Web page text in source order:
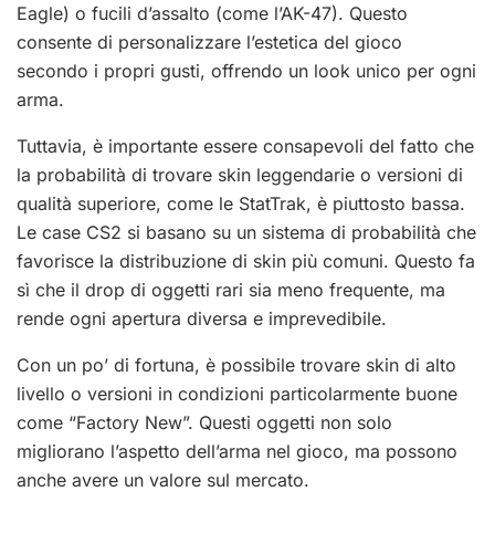
Eagle) o fucili d’assalto (come l’AK-47). Questo
consente di personalizzare l’estetica del gioco
secondo i propri gusti, offrendo un look unico per ogni
arma.
Tuttavia, è importante essere consapevoli del fatto che
la probabilità di trovare skin leggendarie o versioni di
qualità superiore, come le StatTrak, è piuttosto bassa.
Le case CS2 si basano su un sistema di probabilità che
favorisce la distribuzione di skin più comuni. Questo fa
sì che il drop di oggetti rari sia meno frequente, ma
rende ogni apertura diversa e imprevedibile.
Con un po’ di fortuna, è possibile trovare skin di alto
livello o versioni in condizioni particolarmente buone
come “Factory New”. Questi oggetti non solo
migliorano l’aspetto dell’arma nel gioco, ma possono
anche avere un valore sul mercato.